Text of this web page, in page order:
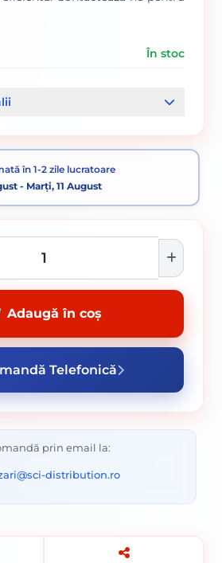
În stoc
si plase gard
în 1-2 zile lucratoare
- Marți, 11 August
Adaugă în coș
Telefonică
prin email la:
distribution.ro